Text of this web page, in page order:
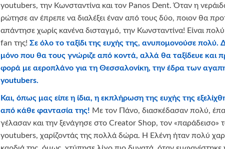
youtubers, την Κωνσταντίνα και τον Panos Dent. Όταν η
ρώτησε αν έπρεπε να διαλέξει έναν από τους δύο, ποιον θα
απάντησε χωρίς κανένα δισταγμό, την Κωνσταντίνα! Είναι
fan της! Σε όλο το ταξίδι της ευχής της, ανυπομονούσε πολύ.
μόνο που θα τους γνώριζε από κοντά, αλλά θα ταξίδευε και
φορά με αεροπλάνο για τη Θεσσαλονίκη, την έδρα των
youtubers.
Και, όπως μας είπε η ίδια, η εκπλήρωση της ευχής της
από κάθε φαντασία της! Με τον Πάνο, διασκέδασαν πολύ,
γέλασαν και την ξενάγησε στο Creator Shop, τον «παράδεισο»
youtubers, χαρίζοντάς της πολλά δώρα. Η Ελένη ήταν πολύ